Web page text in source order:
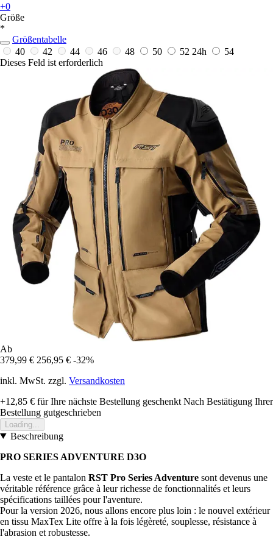
+0
Größe
*
Größentabelle
40
42 44 46 48 50 52 24h
54
Dieses Feld ist erforderlich
Ab
379,99 € 256,95 € -32%
inkl. MwSt. zzgl. Versandkosten
+12,85 € für Ihre nächste Bestellung geschenkt Nach Bestätigung Ihrer
Bestellung gutgeschrieben
Loading...
Beschreibung
PRO SERIES ADVENTURE D3O
La veste et le pantalon RST Pro Series Adventure sont devenus une
véritable référence grâce à leur richesse de fonctionnalités et leurs
spécifications taillées pour l'aventure.
Pour la version 2026, nous allons encore plus loin : le nouvel extérieur
en tissu MaxTex Lite offre à la fois légèreté, souplesse, résistance à
l'abrasion et robustesse.